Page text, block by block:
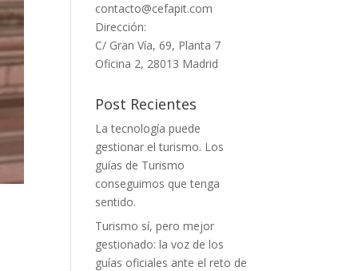
contacto@cefapit.com
Dirección:
C/ Gran Vía, 69, Planta 7
Oficina 2, 28013 Madrid
Post Recientes
La tecnología puede
gestionar el turismo. Los
guías de Turismo
conseguimos que tenga
sentido.
Turismo sí, pero mejor
gestionado: la voz de los
guías oficiales ante el reto de